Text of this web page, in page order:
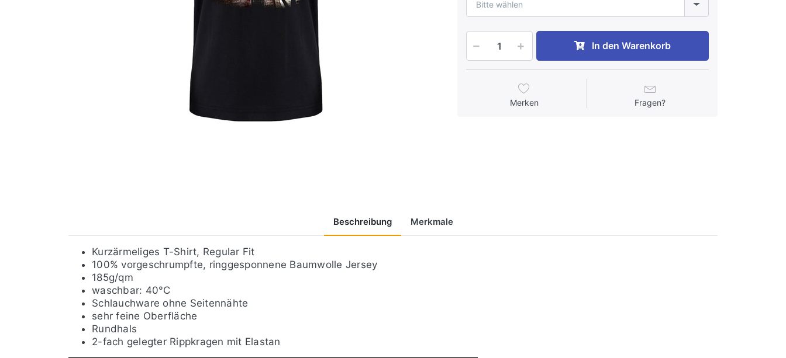
Bitte wählen
In den Warenkorb
Merken Fragen?
Beschreibung Merkmale
Kurzärmeliges T-Shirt, Regular Fit
100% vorgeschrumpfte, ringgesponnene Baumwolle Jersey
185g/qm
waschbar: 40°C
Schlauchware ohne Seitennähte
sehr feine Oberfläche
Rundhals
2-fach gelegter Rippkragen mit Elastan